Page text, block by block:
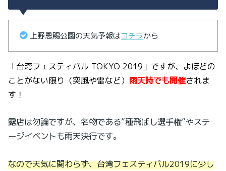
上野恩賜公園の天気予報はコチラから
「台湾フェスティバル TOKYO 2019」ですが、よほどの
ことがない限り（突風や雷など） 雨天時でも開催されま
す！
露店は勿論ですが、名物である”種飛ばし選手権”やステ
ージイベントも雨天決行です。
なので天気に関わらず、台湾フェスティバル2019に少し